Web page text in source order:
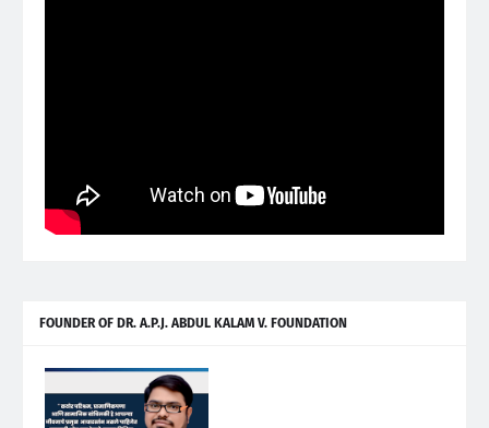
FOUNDER OF DR. A.P.J. ABDUL KALAM V. FOUNDATION